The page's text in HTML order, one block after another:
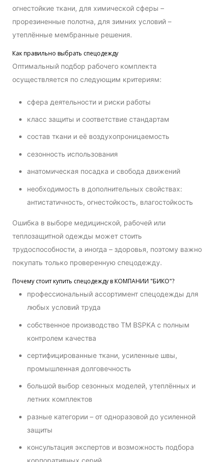
огнестойкие ткани, для химической сферы –
прорезиненные полотна, для зимних условий –
утеплённые мембранные решения.
Как правильно выбрать спецодежду
Оптимальный подбор рабочего комплекта
осуществляется по следующим критериям:
сфера деятельности и риски работы
класс защиты и соответствие стандартам
состав ткани и её воздухопроницаемость
сезонность использования
анатомическая посадка и свобода движений
необходимость в дополнительных свойствах:
антистатичность, огнестойкость, влагостойкость
Ошибка в выборе медицинской, рабочей или
теплозащитной одежды может стоить
трудоспособности, а иногда – здоровья, поэтому важно
покупать только проверенную спецодежду.
Почему стоит купить спецодежду в КОМПАНИИ "БИКО"?
профессиональный ассортимент спецодежды для
любых условий труда
собственное производство ТМ BSPKA с полным
контролем качества
сертифицированные ткани, усиленные швы,
промышленная долговечность
большой выбор сезонных моделей, утеплённых и
летних комплектов
разные категории – от одноразовой до усиленной
защиты
консультация экспертов и возможность подбора